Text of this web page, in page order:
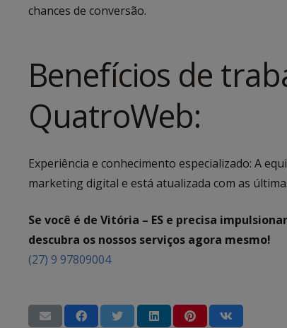
chances de conversão.
Benefícios de
QuatroWeb:
Experiência e conhecimento especializado: A
marketing digital e está atualizada com as
Se você é de Vitória – ES e precisa
descubra os nossos serviços agora mesmo!
(27) 9 97809004